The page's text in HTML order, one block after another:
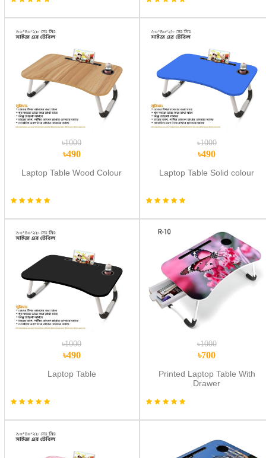
৳1000
৳490
Laptop Table Wood Colour
৳1000
৳490
Laptop Table Solid colour
৳1000
৳490
Laptop Table
৳1000
৳700
Printed Laptop Table With
Drawer